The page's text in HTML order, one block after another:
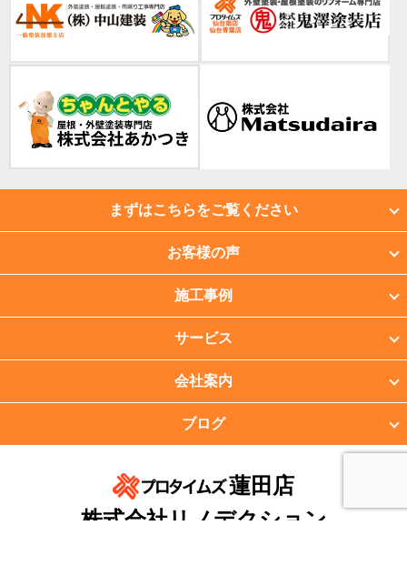
まずはこちらをご覧ください
お客様の声
施工事例
サービス
会社案内
ブログ
蓮田店
株式会社リノデクション